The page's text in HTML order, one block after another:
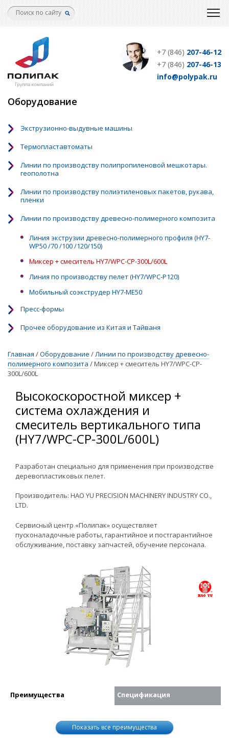
Перейти
к
+7 (846) 207-46-12
+7 (846) 207-46-13
info@polypak.ru
Оборудование
Экструзионно-выдувные машины
Термопластавтоматы
Линии по производству полипропиленовой мешкотары.
геополотна
Линии по производству полиэтиленовых пакетов, рукава,
пленки
Линии по производству древесно-полимерного композита
Линия экструзии древесно-полимерного профиля (HY7-
WP50 /70 /100 /120/150)
Миксер + смеситель HY7/WPC-CP-300L/600L
Линия по производству пелет (HY7/WPC-P120)
Мобильный соэкструдер HY7-ME50
Пресс-формы
Прочее оборудование из Китая и Тайваня
Главная /Оборудование / Линии по производству древесно-
полимерного композита /Миксер + смеситель HY7/WPC-CP-
300L/600L
Высокоскоростной миксер +
система охлаждения и
смеситель вертикального типа
(HY7/WPC-CP-300L/600L)
Разработан специально для применения при производстве
деревопластиковых пелет.
Производитель: HAO YU PRECISION MACHINERY INDUSTRY CO.,
LTD.
Сервисный центр «Полипак» осуществляет
пусконаладочные работы, гарантийное и постгарантийное
обслуживание, поставку запчастей, обучение персонала.
Преимущества Спецификация
Показать все преимущества